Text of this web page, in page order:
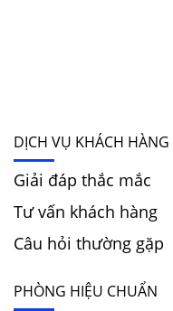
DỊCH VỤ KHÁCH HÀNG
Giải đáp thắc mắc
Tư vấn khách hàng
Câu hỏi thường gặp
PHÒNG HIỆU CHUẨN